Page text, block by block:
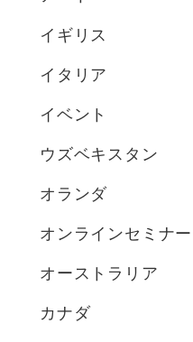
イギリス
イタリア
イベント
ウズベキスタン
オランダ
オンラインセミナー
オーストラリア
カナダ